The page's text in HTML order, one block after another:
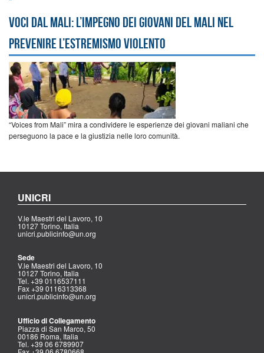
Voci dal Mali: l’impegno dei giovani del Mali nel
prevenire l’estremismo violento
“Voices from Mali” mira a condividere le esperienze dei giovani maliani che
perseguono la pace e la giustizia nelle loro comunità.
UNICRI
V.le Maestri del Lavoro, 10
10127 Torino, Italia
unicri.publicinfo@un.org
Sede
V.le Maestri del Lavoro, 10
10127 Torino, Italia
Tel. +39 0116537111
Fax +39 0116313368
unicri.publicinfo@un.org
Ufficio di Collegamento
Piazza di San Marco, 50
00186 Roma, Italia
Tel. +39 06 6789907